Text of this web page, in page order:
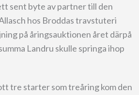
sent byte av partner till den
hos Broddas travstuteri
på åringsauktionen året därpå
Landru skulle springa ihop
tre starter som treåring kom den